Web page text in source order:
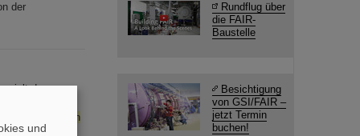
der
den
Formular
richtigen
Ob
Rundflug über
die FAIR-
Baustelle
Besichtigung
von GSI/FAIR –
jetzt Termin
buchen!
und